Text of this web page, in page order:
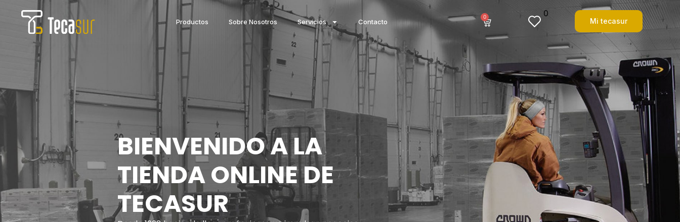
Productos Sobre Nosotros Servicios Contacto
0 0
Mi tecasur
BIENVENIDO A LA
TIENDA ONLINE DE
TECASUR